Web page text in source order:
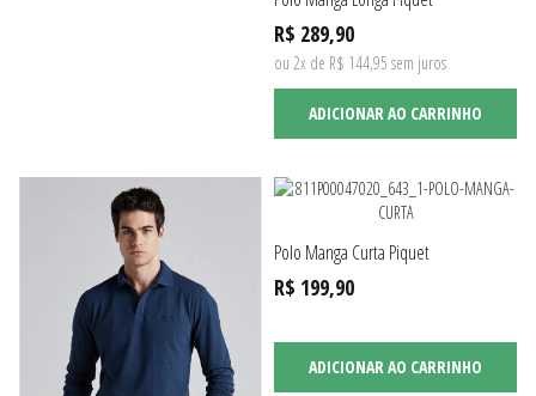
R$ 289,90
ou 2x de R$ 144,95 sem juros
ADICIONAR AO CARRINHO
Polo Manga Curta Piquet
R$ 199,90
ADICIONAR AO CARRINHO